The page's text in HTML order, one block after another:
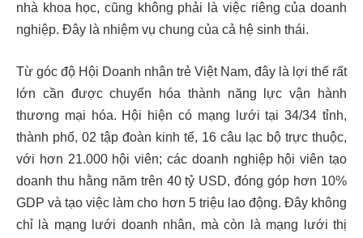
nhà khoa học, cũng không phải là việc riêng của doanh
nghiệp. Đây là nhiệm vụ chung của cả hệ sinh thái.
Từ góc độ Hội Doanh nhân trẻ Việt Nam, đây là lợi thế rất
lớn cần được chuyển hóa thành năng lực vận hành
thương mại hóa. Hội hiện có mạng lưới tại 34/34 tỉnh,
thành phố, 02 tập đoàn kinh tế, 16 câu lạc bộ trực thuộc,
với hơn 21.000 hội viên; các doanh nghiệp hội viên tạo
doanh thu hằng năm trên 40 tỷ USD, đóng góp hơn 10%
GDP và tạo việc làm cho hơn 5 triệu lao động. Đây không
chỉ là mạng lưới doanh nhân, mà còn là mạng lưới thị